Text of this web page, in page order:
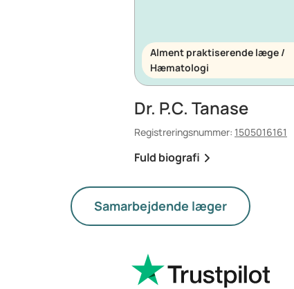
Alment praktiserende læge /
Hæmatologi
Dr. P.C. Tanase
Registreringsnummer: 1505016161
Fuld biografi
Samarbejdende læger